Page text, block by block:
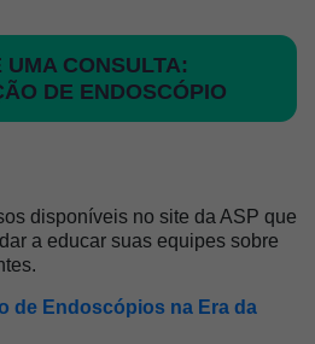
UMA CONSULTA:
DE ENDOSCÓPIO
disponíveis no site da ASP que
a educar suas equipes sobre
de Endoscópios na Era da